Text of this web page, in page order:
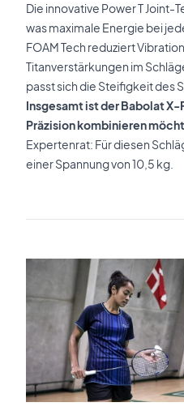
Die innovative Power T
was maximale Energie bei
FOAM Tech reduziert
Titanverstärkungen im
passt sich die Steifigkeit des
Insgesamt ist der Babolat
Präzision kombinieren
Expertenrat: Für diesen
einer Spannung von 10,5 kg.